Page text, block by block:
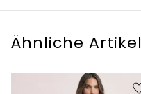
Ähnliche Artikel